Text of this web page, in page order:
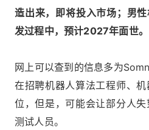
造出来，即将投入市场；男
发过程中，预计2027年面世。
网上可以查到的信息多为
在招聘机器人算法工程师、
位，但是，可能会让部分人
测试人员。